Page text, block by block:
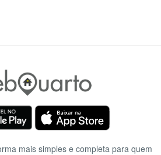
mais simples e completa para quem